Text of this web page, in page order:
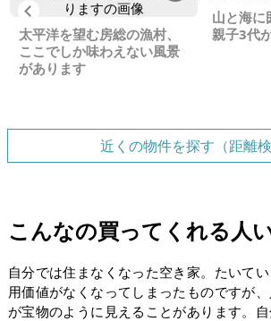
Previous
太平洋を望む房総の漁村、
ここでしか味わえない風景
があります
山と海に
親子3代
近くの物件を探す（距離検
こんなの買ってくれる人
自分では住まなくなった空き家。たいて
用価値がなくなってしまったものですが
が宝物のように見えることがあります。